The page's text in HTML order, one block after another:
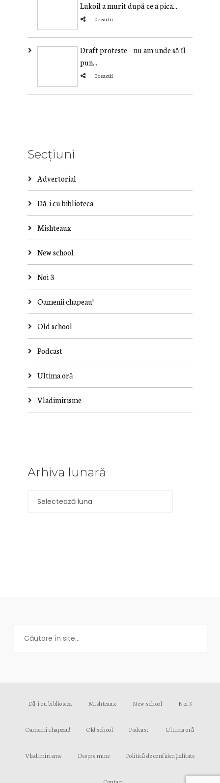
Lukoil a murit după ce a pica...
0 reactii
Draft proteste – nu am unde să îl
pun...
0 reactii
Secțiuni
Advertorial
Dă-i cu biblioteca
Mishteaux
New school
Noi 3
Oamenii chapeau!
Old school
Podcast
Ultima oră
Vladimirisme
Arhiva lunară
Dă-i cu biblioteca Mishteaux New school Noi 3
Oamenii chapeau! Old school Podcast Ultima oră
Vladimirisme Despre mine Politică de confidențialitate